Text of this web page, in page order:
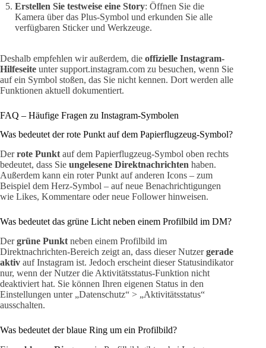
Erstellen Sie testweise eine Story: Öffnen Sie die
Kamera über das Plus-Symbol und erkunden Sie alle
verfügbaren Sticker und Werkzeuge.
Deshalb empfehlen wir außerdem, die offizielle Instagram-
Hilfeseite unter support.instagram.com zu besuchen, wenn Sie
auf ein Symbol stoßen, das Sie nicht kennen. Dort werden alle
Funktionen aktuell dokumentiert.
FAQ – Häufige Fragen zu Instagram-Symbolen
Was bedeutet der rote Punkt auf dem Papierflugzeug-Symbol?
Derrote Punkt auf dem Papierflugzeug-Symbol oben rechts
bedeutet, dass Sie ungelesene Direktnachrichten haben.
Außerdem kann ein roter Punkt auf anderen Icons – zum
Beispiel dem Herz-Symbol – auf neue Benachrichtigungen
wie Likes, Kommentare oder neue Follower hinweisen.
Was bedeutet das grüne Licht neben einem Profilbild im DM?
Dergrüne Punkt neben einem Profilbild im
Direktnachrichten-Bereich zeigt an, dass dieser Nutzergerade
aktiv auf Instagram ist. Jedoch erscheint dieser Statusindikator
nur, wenn der Nutzer die Aktivitätsstatus-Funktion nicht
deaktiviert hat. Sie können Ihren eigenen Status in den
Einstellungen unter „Datenschutz“ > „Aktivitätsstatus“
ausschalten.
Was bedeutet der blaue Ring um ein Profilbild?